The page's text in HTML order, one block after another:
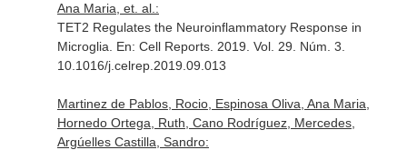
Ana Maria, et. al.:
TET2 Regulates the Neuroinflammatory Response in
Microglia. En: Cell Reports. 2019. Vol. 29. Núm. 3.
10.1016/j.celrep.2019.09.013
Martinez de Pablos, Rocio, Espinosa Oliva, Ana Maria,
Hornedo Ortega, Ruth, Cano Rodríguez, Mercedes,
Argúelles Castilla, Sandro: